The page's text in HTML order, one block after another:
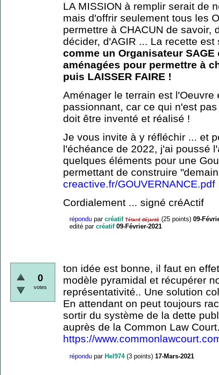
LA MISSION à remplir serait de
mais d'offrir seulement tous les
permettre à CHACUN de savoir,
décider, d'AGIR ... La recette
comme un Organisateur
aménagées pour permettre à
puis LAISSER FAIRE !
Aménager le terrain est
passionnant, car ce qui n'est
doit être inventé et réalisé !
Je vous invite à y réfléchir ... et
l'échéance de 2022, j'ai poussé
quelques éléments pour une
permettant de construire
creactive.fr/GOUVERNANCE.pdf
Cordialement ... signé créActif
répondu par créatif Tétard déjanté (25 points) 09-
edité par créatif 09-Février-2021
0
votes
ton idée est bonne, il faut en
modèle pyramidal et récupérer
représentativité.. Une solution
En attendant on peut toujours
sortir du système de la dette
auprès de la Common Law
https://
répondu par Hel974 (3 points) 17-Mars-2021